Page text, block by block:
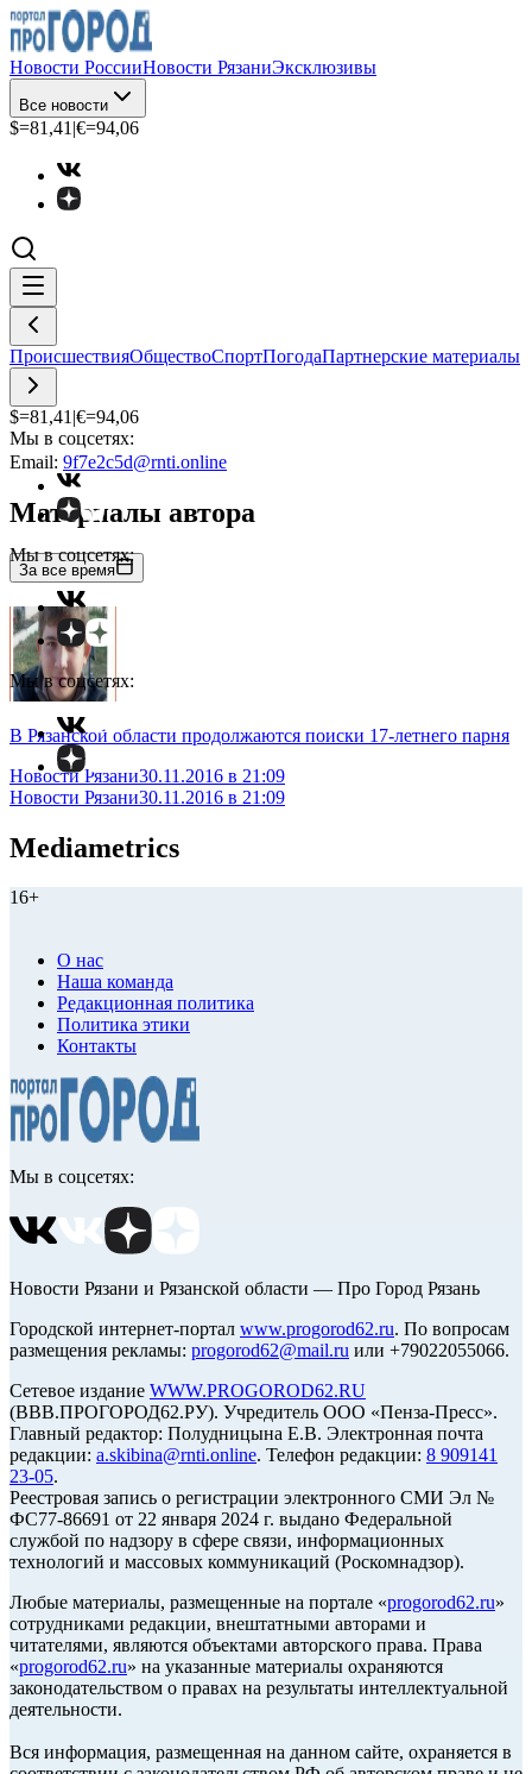
Новости РоссииНовости РязаниЭксклюзивы
Все новости
$=81,41 |€=94,06
ПроисшествияОбществоСпортПогодаПартнерские материалы
$=81,41 |€=94,06
Мы в соцсетях:
Мы в соцсетях:
Мы в соцсетях:
Email: 9f7e2c5d@rnti.online
Материалы автора
За все время
В Рязанской области продолжаются поиски 17-летнего парня
Новости Рязани30.11.2016 в 21:09
Новости Рязани30.11.2016 в 21:09
Mediametrics
16+
О нас
Наша команда
Редакционная политика
Политика этики
Контакты
Мы в соцсетях:
Новости Рязани и Рязанской области — Про Город Рязань
Городской интернет-портал www.progorod62.ru. По вопросам
размещения рекламы: progorod62@mail.ru или +79022055066.
Сетевое издание WWW.PROGOROD62.RU
(ВВВ.ПРОГОРОД62.РУ). Учредитель ООО «Пенза-Пресс».
Главный редактор: Полудницына Е.В. Электронная почта
редакции: a.skibina@rnti.online. Телефон редакции: 8 909141
23-05.
Реестровая запись о регистрации электронного СМИ Эл №
ФС77-86691 от 22 января 2024 г. выдано Федеральной
службой по надзору в сфере связи, информационных
технологий и массовых коммуникаций (Роскомнадзор).
Любые материалы, размещенные на портале «progorod62.ru»
сотрудниками редакции, внештатными авторами и
читателями, являются объектами авторского права. Права
«progorod62.ru» на указанные материалы охраняются
законодательством о правах на результаты интеллектуальной
деятельности.
Вся информация, размещенная на данном сайте, охраняется в